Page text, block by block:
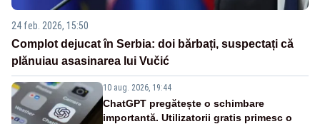
24 feb. 2026, 15:50
Complot dejucat în Serbia: doi bărbați, suspectați că
plănuiau asasinarea lui Vučić
10 aug. 2026, 19:44
ChatGPT pregătește o schimbare
importantă. Utilizatorii gratis primesc o